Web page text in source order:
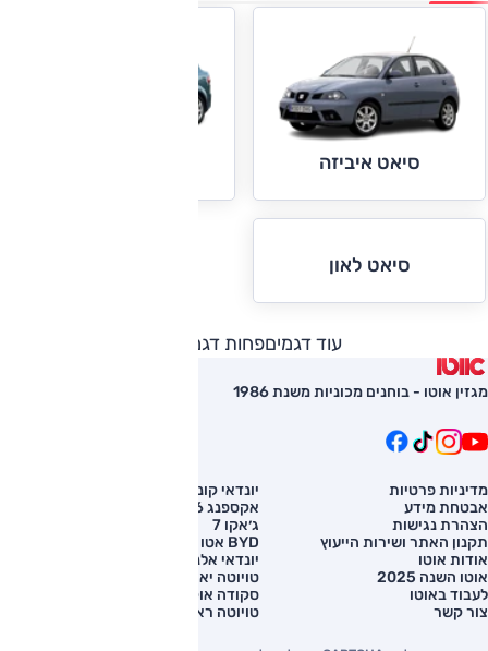
סיאט איביזה
סיאט לאון
עוד דגמיםפחות דגמים
מגזין אוטו - בוחנים מכוניות משנת 1986
מדיניות פרטיות
אבטחת מידע
הצהרת נגישות
תקנון האתר ושירות הייעוץ
אודות אוטו
אוטו השנה 2025
לעבוד באוטו
צור קשר
יונדאי קונה
אקספנג G6
ג׳אקו 7
BYD אטו 3
יונדאי אלנטרה
טויוטה יאריס קרוס
סקודה אוקטביה
טויוטה ראב 4